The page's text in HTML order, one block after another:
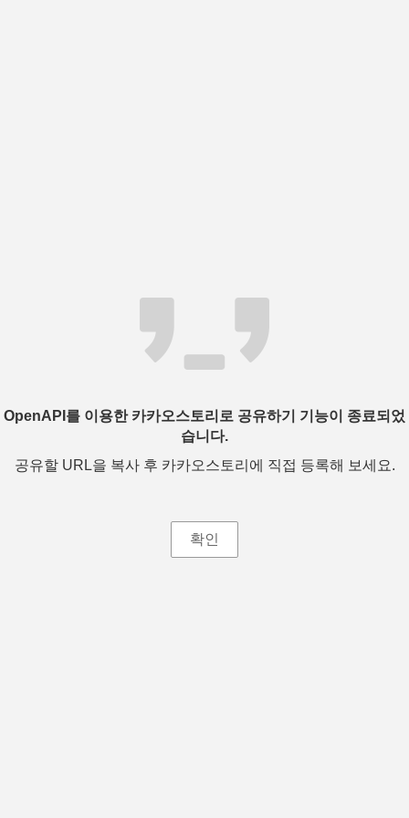
OpenAPI를 이용한 카카오스토리로 공유하기 기능이 종료되었
습니다.
공유할 URL을 복사 후 카카오스토리에 직접 등록해 보세요.
확인